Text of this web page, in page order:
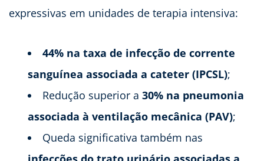
expressivas em unidades de terapia intensiva:
44% na taxa de infecção de corrente
sanguínea associada a cateter (IPCSL);
Redução superior a 30% na pneumonia
associada à ventilação mecânica (PAV);
Queda significativa também nas